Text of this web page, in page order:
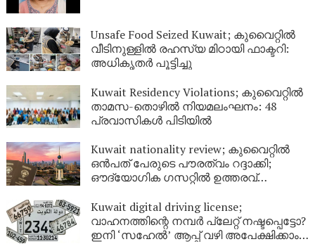
Unsafe Food Seized Kuwait; കുവൈറ്റിൽ
വീടിനുള്ളിൽ രഹസ്യ മിഠായി ഫാക്ടറി:
അധികൃതർ പൂട്ടിച്ചു
Kuwait Residency Violations; കുവൈറ്റിൽ
താമസ-തൊഴിൽ നിയമലംഘനം: 48
പ്രവാസികൾ പിടിയിൽ
Kuwait nationality review; കുവൈറ്റിൽ
ഒൻപത് പേരുടെ പൗരത്വം റദ്ദാക്കി;
ഔദ്യോഗിക ഗസറ്റിൽ ഉത്തരവ്
Kuwait digital driving license;
വാഹനത്തിന്റെ നമ്പര്‍ പ്ലേറ്റ് നഷ്ടപ്പെട്ടോ?
ഇനി ‘സഹേൽ’ ആപ്പ് വഴി അപേക്ഷിക്കാം;